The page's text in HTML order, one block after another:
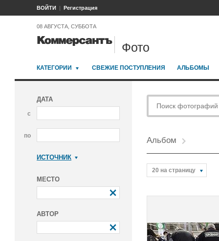
ВОЙТИ Регистрация
08 АВГУСТА, СУББОТА
Фото
КАТЕГОРИИ СВЕЖИЕ ПОСТУПЛЕНИЯ АЛЬБОМЫ
ДАТА
с
по
ИСТОЧНИК
МЕСТО
АВТОР
Альбом
20 на страницу